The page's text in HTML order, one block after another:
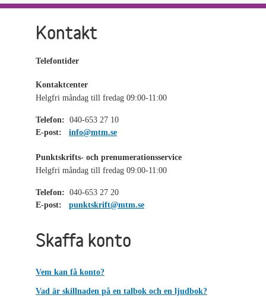
Kontakt
Telefontider
Kontaktcenter
Helgfri måndag till fredag 09:00-11:00
Telefon: 040-653 27 10
E-post:
info@mtm.se
Punktskrifts- och prenumerationsservice
Helgfri måndag till fredag 09:00-11:00
Telefon: 040-653 27 20
E-post:
punktskrift@mtm.se
Skaffa konto
Vem kan få konto?
Vad är skillnaden på en talbok och en ljudbok?